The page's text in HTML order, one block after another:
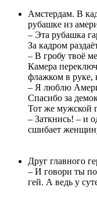
Амстердам. В
рубашке из
– Эта рубашка
За кадром
– В гробу твоё
Камера
флажком в руке,
– Я люблю
Спасибо за
Тот же мужской
– Заткнись! – и
сшибает
Друг главного
– И говори ты
гей. А ведь у